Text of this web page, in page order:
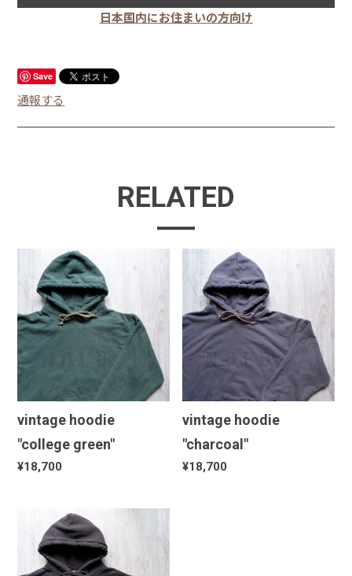
日本国内にお住まいの方向け
Save
通報する
RELATED
vintage hoodie
"college green"
¥18,700
vintage hoodie
"charcoal"
¥18,700